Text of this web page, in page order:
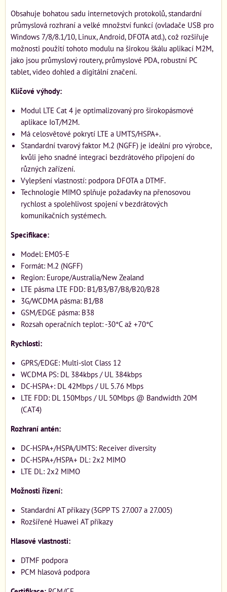
Obsahuje bohatou sadu internetových protokolů, standardní
průmyslová rozhraní a velké množství funkcí (ovladače USB pro
Windows 7/8/8.1/10, Linux, Android, DFOTA atd.), což rozšiřuje
možnosti použití tohoto modulu na širokou škálu aplikací M2M,
jako jsou průmyslový routery, průmyslové PDA, robustní PC
tablet, video dohled a digitální značení.
Klíčové výhody:
Modul LTE Cat 4 je optimalizovaný pro širokopásmové
aplikace IoT/M2M.
Má celosvětové pokrytí LTE a UMTS/HSPA+.
Standardní tvarový faktor M.2 (NGFF) je ideální pro výrobce,
kvůli jeho snadné integraci bezdrátového připojení do
různých zařízení.
Vylepšení vlastností: podpora DFOTA a DTMF.
Technologie MIMO splňuje požadavky na přenosovou
rychlost a spolehlivost spojení v bezdrátových
komunikačních systémech.
Specifikace:
Model: EM05-E
Formát: M.2 (NGFF)
Region: Europe/Australia/New Zealand
LTE pásma LTE FDD: B1/B3/B7/B8/B20/B28
3G/WCDMA pásma: B1/B8
GSM/EDGE pásma: B38
Rozsah operačních teplot: -30°C až +70°C
Rychlosti:
GPRS/EDGE: Multi-slot Class 12
WCDMA PS: DL 384kbps / UL 384kbps
DC-HSPA+: DL 42Mbps / UL 5.76 Mbps
LTE FDD: DL 150Mbps / UL 50Mbps @ Bandwidth 20M
(CAT4)
Rozhraní antén:
DC-HSPA+/HSPA/UMTS: Receiver diversity
DC-HSPA+/HSPA+ DL: 2x2 MIMO
LTE DL: 2x2 MIMO
Možnosti řízení:
Standardní AT příkazy (3GPP TS 27.007 a 27.005)
Rozšířené Huawei AT příkazy
Hlasové vlastnosti:
DTMF podpora
PCM hlasová podpora